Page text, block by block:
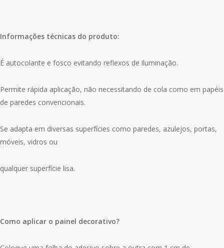
Informações técnicas do produto:
É autocolante e fosco evitando reflexos de iluminação.
Permite rápida aplicação, não necessitando de cola como em papéis
de paredes convencionais.
Se adapta em diversas superfícies como paredes, azulejos, portas,
móveis, vidros ou
qualquer superfície lisa.
Como aplicar o painel decorativo?